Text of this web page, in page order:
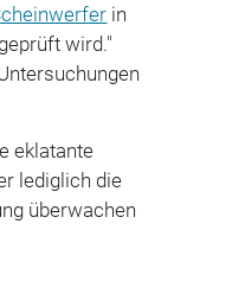
in
wird."
eklatante
lediglich die
überwachen